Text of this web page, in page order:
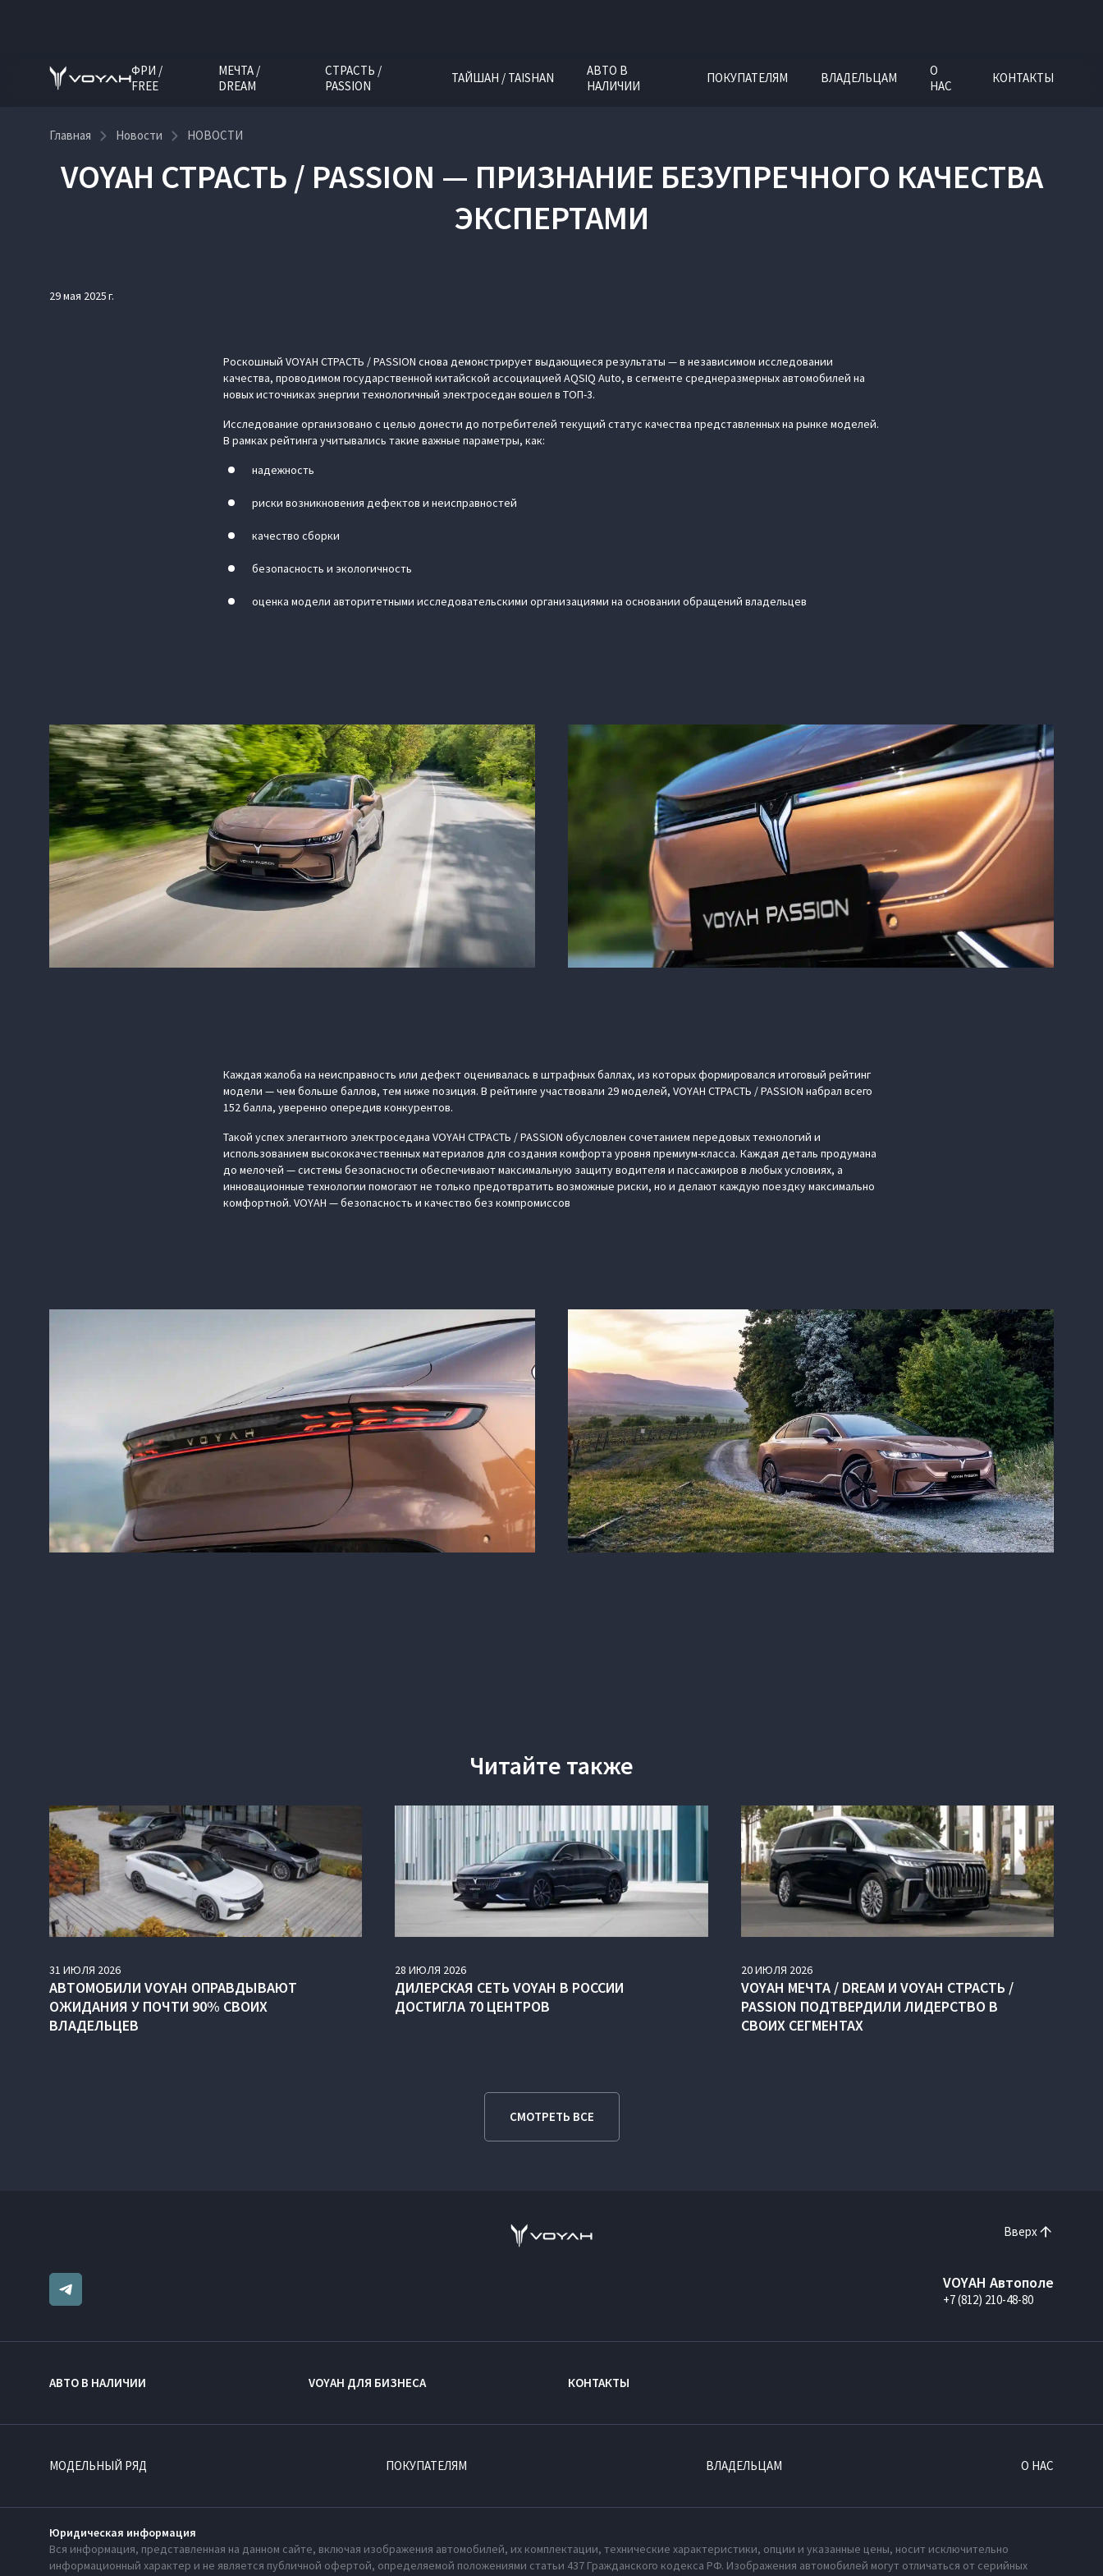
ФРИ /
FREE
МЕЧТА /
DREAM
СТРАСТЬ /
PASSION
ТАЙШАН / TAISHAN
АВТО В
НАЛИЧИИ
ПОКУПАТЕЛЯМ ВЛАДЕЛЬЦАМ
О
НАС
КОНТАКТЫ
Главная Новости НОВОСТИ
VOYAH СТРАСТЬ / PASSION — ПРИЗНАНИЕ БЕЗУПРЕЧНОГО КАЧЕСТВА
ЭКСПЕРТАМИ
29 мая 2025 г.
Роскошный VOYAH СТРАСТЬ / PASSION снова демонстрирует выдающиеся результаты — в независимом исследовании
качества, проводимом государственной китайской ассоциацией AQSIQ Auto, в сегменте среднеразмерных автомобилей на
новых источниках энергии технологичный электроседан вошел в ТОП-3.
Исследование организовано с целью донести до потребителей текущий статус качества представленных на рынке моделей.
В рамках рейтинга учитывались такие важные параметры, как:
надежность
риски возникновения дефектов и неисправностей
качество сборки
безопасность и экологичность
оценка модели авторитетными исследовательскими организациями на основании обращений владельцев
Каждая жалоба на неисправность или дефект оценивалась в штрафных баллах, из которых формировался итоговый рейтинг
модели — чем больше баллов, тем ниже позиция. В рейтинге участвовали 29 моделей, VOYAH СТРАСТЬ / PASSION набрал всего
152 балла, уверенно опередив конкурентов.
Такой успех элегантного электроседана VOYAH СТРАСТЬ / PASSION обусловлен сочетанием передовых технологий и
использованием высококачественных материалов для создания комфорта уровня премиум-класса. Каждая деталь продумана
до мелочей — системы безопасности обеспечивают максимальную защиту водителя и пассажиров в любых условиях, а
инновационные технологии помогают не только предотвратить возможные риски, но и делают каждую поездку максимально
комфортной. VOYAH — безопасность и качество без компромиссов
Читайте также
31 ИЮЛЯ 2026
АВТОМОБИЛИ VOYAH ОПРАВДЫВАЮТ
ОЖИДАНИЯ У ПОЧТИ 90% СВОИХ
ВЛАДЕЛЬЦЕВ
28 ИЮЛЯ 2026
ДИЛЕРСКАЯ СЕТЬ VOYAH В РОССИИ
ДОСТИГЛА 70 ЦЕНТРОВ
20ИЮЛЯ 2026
VOYAH МЕЧТА / DREAM И VOYAH СТРАСТЬ /
PASSION ПОДТВЕРДИЛИ ЛИДЕРСТВО В
СВОИХ СЕГМЕНТАХ
СМОТРЕТЬ ВСЕ
Вверх
VOYAH Автополе
+7 (812) 210-48-80
АВТО В НАЛИЧИИ VOYAH ДЛЯ БИЗНЕСА КОНТАКТЫ
МОДЕЛЬНЫЙ РЯД ПОКУПАТЕЛЯМ ВЛАДЕЛЬЦАМ О НАС
Юридическая информация
Вся информация, представленная на данном сайте, включая изображения автомобилей, их комплектации, технические характеристики, опции и указанные цены, носит исключительно
информационный характер и не является публичной офертой, определяемой положениями статьи 437 Гражданского кодекса РФ. Изображения автомобилей могут отличаться от серийных